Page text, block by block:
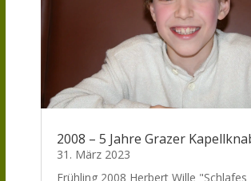
2008 – 5 Jahre Grazer
31. März 2023
Frühling 2008 Herbert Wille